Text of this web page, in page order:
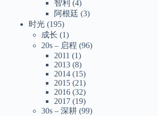
智利 (4)
阿根廷 (3)
时光 (195)
成长 (1)
20s – 启程 (96)
2011 (1)
2013 (8)
2014 (15)
2015 (21)
2016 (32)
2017 (19)
30s – 深耕 (99)